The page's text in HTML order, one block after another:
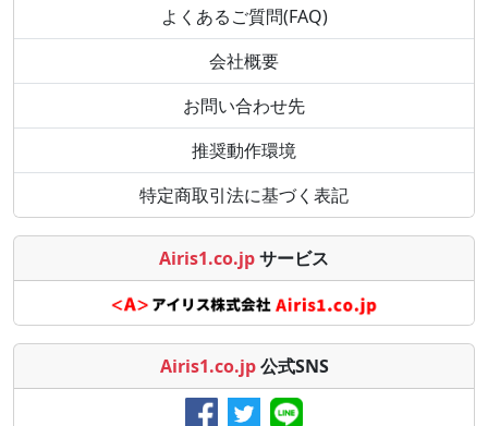
よくあるご質問(FAQ)
会社概要
お問い合わせ先
推奨動作環境
特定商取引法に基づく表記
Airis1.co.jpサービス
Airis1.co.jp 公式SNS